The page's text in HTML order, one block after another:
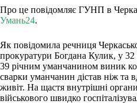
Про це повідомляє ГУНП в
Умань24.
Як повідомила речниця
прокуратури Богдана Кулик, у 32
39 річним уманчанином виник
сварки уманчанин дістав ніж та
живіт. На щастя внутрішні
військового швидко